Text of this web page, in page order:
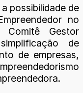
possibilidade de
no
Gestor
de
de empresas,